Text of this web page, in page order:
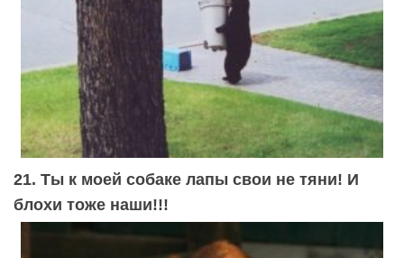
21. Ты к моей собаке лапы свои не тяни! И
блохи тоже наши!!!